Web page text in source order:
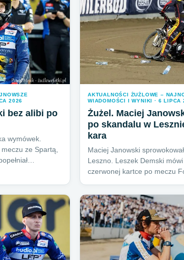
2026
bez alibi po
wymówek.
ze Spartą,
AKTUALNOŚCI ŻUŻLOWE –
WIADOMOŚCI I WYNIKI · 6 LIPCA
Żużel. Maciej
po skandalu w
kara
Maciej Janowski
Leszno. Leszek Demski mówi
czerwonej kartce po meczu